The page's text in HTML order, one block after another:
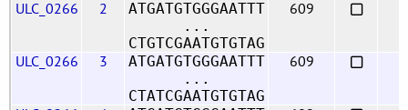
ULC_0266 2
ATGATGTGGGAATTT
...
CTGTCGAATGTGTAG
609
ULC_0266 3
ATGATGTGGGAATTT
...
CTATCGAATGTGTAG
609